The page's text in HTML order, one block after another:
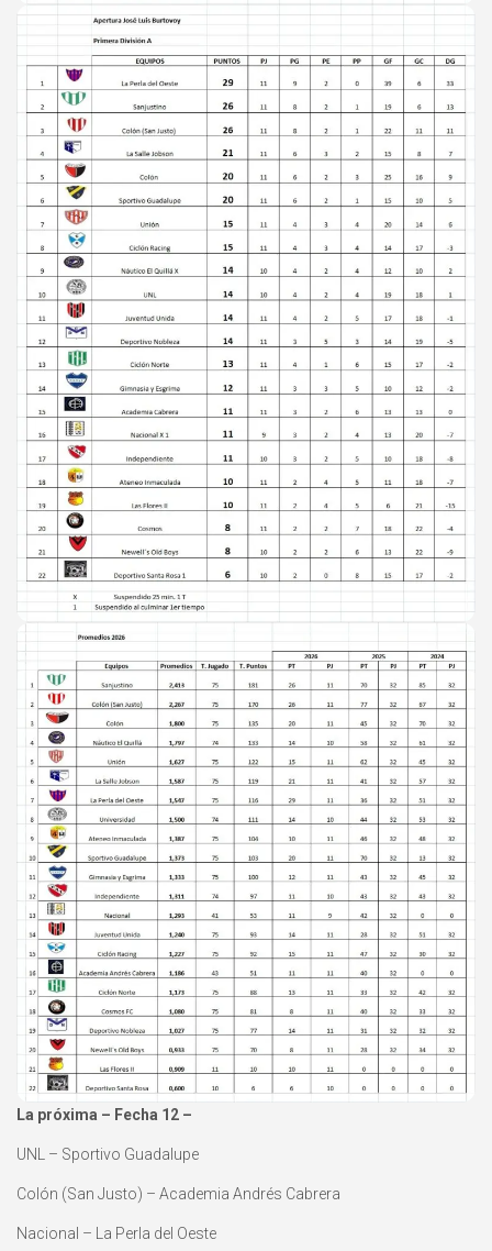
La próxima – Fecha 12 –
UNL – Sportivo Guadalupe
Colón (San Justo) – Academia Andrés Cabrera
Nacional – La Perla del Oeste